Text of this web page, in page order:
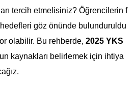
tercih etmelisiniz? Öğrencilerin f
göz önünde bulunduruldu
olabilir. Bu rehberde, 2025 YKS
kaynakları belirlemek için ihtiya